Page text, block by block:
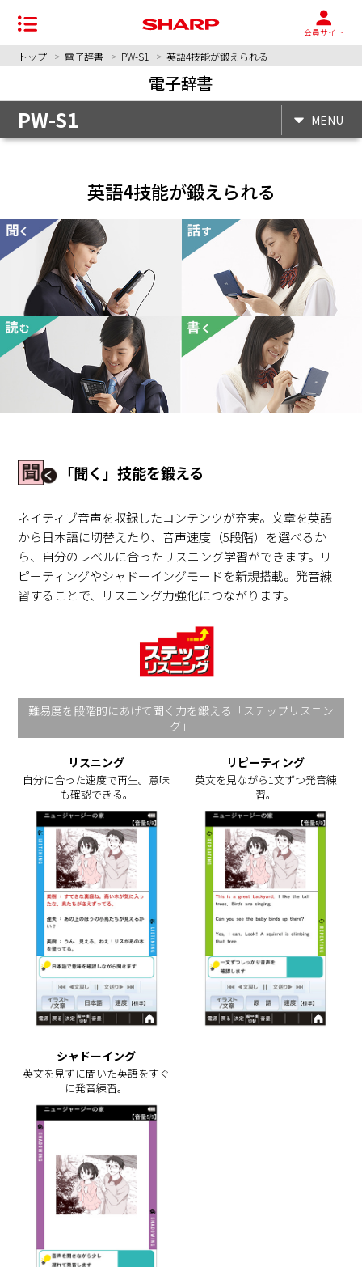
会員サイト
トップ 電子辞書 PW-S1 英語4技能が鍛えられる
電子辞書
PW-S1 MENU
英語4技能が鍛えられる
「聞く」技能を鍛える
ネイティブ音声を収録したコンテンツが充実。文章を英語
から日本語に切替えたり、音声速度（5段階）を選べるか
ら、自分のレベルに合ったリスニング学習ができます。リ
ピーティングやシャドーイングモードを新規搭載。発音練
習することで、リスニング力強化につながります。
難易度を段階的にあげて聞く力を鍛える「ステップリスニン
グ」
リスニング
自分に合った速度で再生。意味
も確認できる。
リピーティング
英文を見ながら1文ずつ発音練
習。
シャドーイング
英文を見ずに聞いた英語をすぐ
に発音練習。